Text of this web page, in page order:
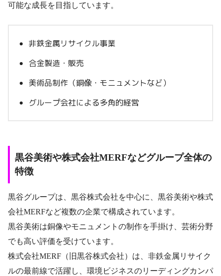
可能な成長を目指しています。
非鉄金属リサイクル事業
合金製造・販売
美術品制作（銅像・モニュメントなど）
グループ会社による多角的経営
黒谷美術や株式会社MERFなどグループ全体の
特徴
黒谷グループは、黒谷株式会社を中心に、黒谷美術や株式
会社MERFなど複数の企業で構成されています。
黒谷美術は銅像やモニュメントの制作を手掛け、芸術分野
でも高い評価を受けています。
株式会社MERF（旧黒谷株式会社）は、非鉄金属リサイク
ルの最前線で活躍し、環境ビジネスのリーディングカンパ